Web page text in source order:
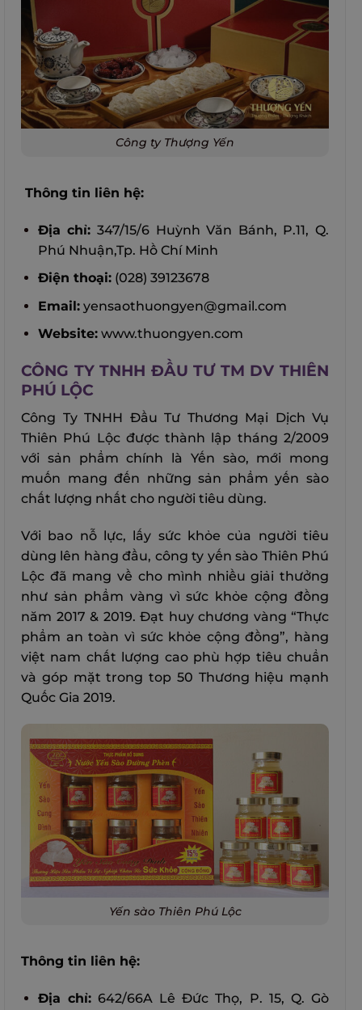
Công ty Thượng Yến
Thông tin liên hệ:
Địa chỉ: 347/15/6 Huỳnh Văn Bánh, P.11, Q.
Phú Nhuận,Tp. Hồ Chí Minh
Điện thoại:(028) 39123678
Email: yensaothuongyen@gmail.com
Website:www.thuongyen.com
CÔNG TY TNHH ĐẦU TƯ TM DV THIÊN
PHÚ LỘC
Công Ty TNHH Đầu Tư Thương Mại Dịch Vụ
Thiên Phú Lộc được thành lập tháng 2/2009
với sản phẩm chính là Yến sào, mới mong
muốn mang đến những sản phẩm yến sào
chất lượng nhất cho người tiêu dùng.
Với bao nỗ lực, lấy sức khỏe của người tiêu
dùng lên hàng đầu, công ty yến sào Thiên Phú
Lộc đã mang về cho mình nhiều giải thưởng
như sản phẩm vàng vì sức khỏe cộng đồng
năm 2017 & 2019. Đạt huy chương vàng “Thực
phẩm an toàn vì sức khỏe cộng đồng”, hàng
việt nam chất lượng cao phù hợp tiêu chuẩn
và góp mặt trong top 50 Thương hiệu mạnh
Quốc Gia 2019.
Yến sào Thiên Phú Lộc
Thông tin liên hệ:
Địa chỉ:642/66A Lê Đức Thọ, P. 15, Q. Gò